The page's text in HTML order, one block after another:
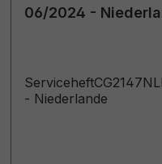
06/2024 -
- Niederlande